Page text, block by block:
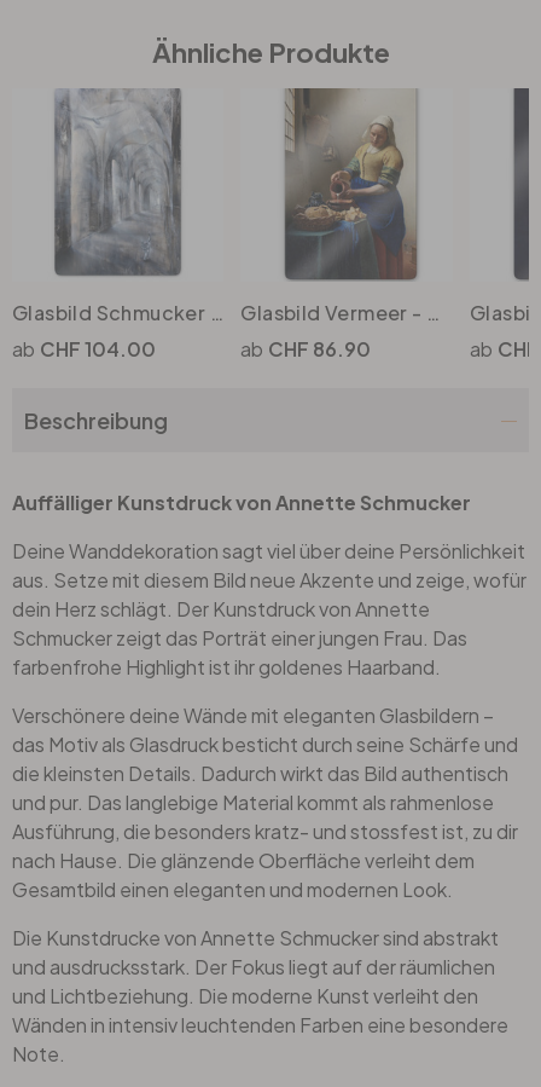
Bad
Eingangsbereich
Ähnliche Produkte
Glasbild Schmucker - Licht und Schatten
CHF 104.00
Glasbild Vermeer - Das Mädchen mit dem Milchkrug
CHF 86.90
Beschreibung
Auffälliger Kunstdruck von Annette Schmucker
Deine Wanddekoration sagt viel über deine Persönlichkeit
aus. Setze mit diesem Bild neue Akzente und zeige, wofür
dein Herz schlägt. Der Kunstdruck von Annette
Schmucker zeigt das Porträt einer jungen Frau. Das
farbenfrohe Highlight ist ihr goldenes Haarband.
Verschönere deine Wände mit eleganten Glasbildern –
das Motiv als Glasdruck besticht durch seine Schärfe und
die kleinsten Details. Dadurch wirkt das Bild authentisch
und pur. Das langlebige Material kommt als rahmenlose
Ausführung, die besonders kratz- und stossfest ist, zu dir
nach Hause. Die glänzende Oberfläche verleiht dem
Gesamtbild einen eleganten und modernen Look.
Die Kunstdrucke von Annette Schmucker sind abstrakt
und ausdrucksstark. Der Fokus liegt auf der räumlichen
und Lichtbeziehung. Die moderne Kunst verleiht den
Wänden in intensiv leuchtenden Farben eine besondere
Note.